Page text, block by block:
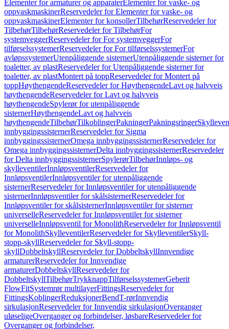
Elementer for armaturer og apparaterElementer for vaske- og
oppvaskmaskinerReservedeler for Elementer for vaske- og
oppvaskmaskinerElementer for konsollerTilbehørReservedeler for
TilbehørTilbehørReservedeler for TilbehørFor
systemveggerReservedeler for For systemveggerFor
tilførselssystemerReservedeler for For tilførselssystemerFor
avløpssystemerUtenpåliggende sisternerUtenpåliggende sisterner for
toaletter, av plastReservedeler for Utenpåliggende sisterner for
toaletter, av plastMontert på toppReservedeler for Montert på
toppHøythengendeReservedeler for HøythengendeLavt og halvveis
høythengendeReservedeler for Lavt og halvveis
høythengendeSpylerør for utenpåliggende
sisternerHøythengendeLavt og halvveis
høythengendeTilbehørTilkoblingerPakningerPakningsringer
innbyggingssisternerReservedeler for Sigma
innbyggingssisternerOmega innbyggingssisternerReservedeler for
Omega innbyggingssisternerDelta innbyggingssisternerReservedeler
for Delta innbyggingssisternerSpylerørTilbehørInnløps- og
skylleventilerInnløpsventilerReservedeler for
InnløpsventilerInnløpsventiler for utenpåliggende
sisternerReservedeler for Innløpsventiler for utenpåliggende
sisternerInnløpsventiler for skålsisternerReservedeler for
Innløpsventiler for skålsisternerInnløpsventiler for sisterner
universelleReservedeler for Innløpsventiler for sisterner
universelleInnløpsventil for MonolithReservedeler for Innløpsventil
for MonolithSkylleventilerReservedeler for SkylleventilerSkyll-
stopp-skyllReservedeler for Skyll-stopp-
skyllDobbeltskyllReservedeler for DobbeltskyllInnvendige
armaturerReservedeler for Innvendige
armaturerDobbeltskyllReservedeler for
DobbeltskyllTilbehørTrykknappTilførselssystemerGeberit
FlowFitSystemrør multilayerFittingsReservedeler for
FittingsKoblingerReduksjonerBendT-rørInnvendig
sirkulasjonReservedeler for Innvendig sirkulasjonOverganger
uløseligeOverganger og forbindelser, løsbareReservedeler for
Overganger og forbindelser,